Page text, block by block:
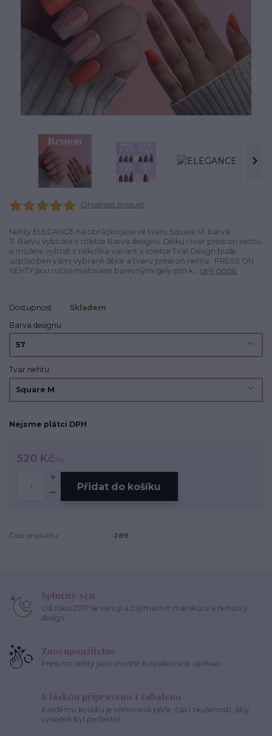
Ohodnotit produkt
Nehty ELEGANCE na obrázku jsou ve tvaru Square M, barva
11. Barvu vybíráte v roletce Barva designu. Délku i tvar press on nehtu
si můžete vybrat z několika variant v roletce Tvar.Design bude
uzpůsoben vámi vybrané délce a tvaru press on nehtu. PRESS ON
NEHTY jsou ručně malované barevnými gely pro k... celý popis
Dostupnost
Skladem
Barva designu
Tvar nehtu
Nejsme plátci DPH
520 Kč/ks
Přidat do košíku
Číslo produktu: -289
Splněný sen
Od roku 2017 se věnuji a zajímám o manikúru a nehtový
design.
Znovupoužitelné
Press on nehty jsou vhodné k opakované aplikaci.
S láskou připraveno i zabaleno
Každému kousku je věnovaná péče, čas i zkušenosti, aby
výsledek byl perfektní.